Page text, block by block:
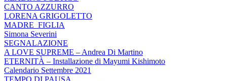
CANTO AZZURRO
LORENA GRIGOLETTO
MADRE_FIGLIA
Simona Severini
SEGNALAZIONE
A LOVE SUPREME – Andrea Di Martino
ETERNITÀ – Installazione di Mayumi Kishimoto
Calendario Settembre 2021
TEMPO DI PAUSA